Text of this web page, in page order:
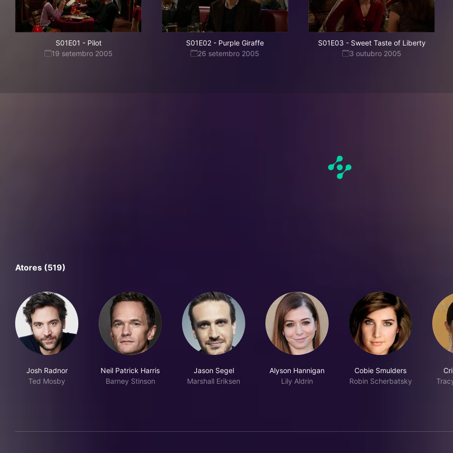
S01E01 - Pilot
19 setembro 2005
S01E02 - Purple Giraffe
26 setembro 2005
S01E03 - Sweet Taste of Liberty
3 outubro 2005
Atores (519)
Josh Radnor
Ted Mosby
Neil Patrick Harris
Barney Stinson
Jason Segel
Marshall Eriksen
Alyson Hannigan
Lily Aldrin
Cobie Smulders
Robin Scherbatsky